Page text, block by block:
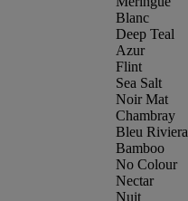
Blanc
Deep Teal
Azur
Flint
Sea Salt
Noir Mat
Chambray
Bleu Riviera
Bamboo
No Colour
Nectar
Nuit